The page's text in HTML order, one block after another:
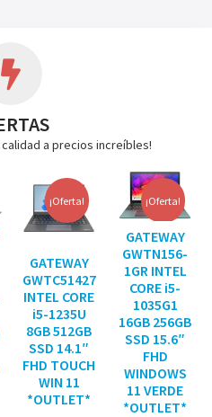
a precios increíbles!
¡Oferta!
GATEWAY
GWTC51427
INTEL CORE
i5-1235U
8GB 512GB
SSD 14.1″
FHD TOUCH
WIN 11
*OUTLET*
¡Oferta!
GATEWAY
GWTN156-
1GR INTEL
CORE i5-
1035G1
16GB 256GB
SSD 15.6″
FHD
WINDOWS
11 VERDE
*OUTLET*